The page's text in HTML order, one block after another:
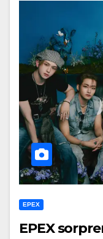
EPEX
EPEX